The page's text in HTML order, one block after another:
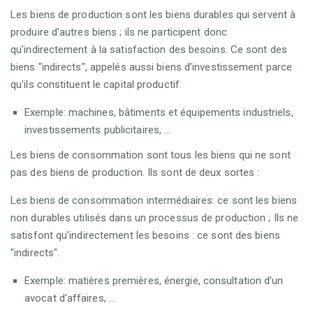
Les biens de production sont les biens durables qui servent à
produire d'autres biens ; ils ne participent donc
qu'indirectement à la satisfaction des besoins. Ce sont des
biens "indirects", appelés aussi biens d’investissement parce
qu'ils constituent le capital productif.
Exemple: machines, bâtiments et équipements industriels,
investissements publicitaires, ...
Les biens de consommation sont tous les biens qui ne sont
pas des biens de production. Ils sont de deux sortes :
Les biens de consommation intermédiaires: ce sont les biens
non durables utilisés dans un processus de production ; Ils ne
satisfont qu'indirectement les besoins : ce sont des biens
"indirects".
Exemple: matières premières, énergie, consultation d'un
avocat d'affaires, ...